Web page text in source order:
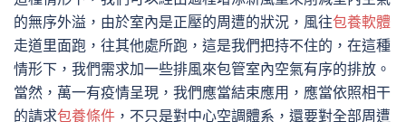
的無序外溢，由於室內是正壓的周遭的狀況，風往包養軟體
走道里面跑，往其他處所跑，這是我們把持不住的，在這種
情形下，我們需求加一些排風來包管室內空氣有序的排放。
當然，萬一有疫情呈現，我們應當結束應用，應當依照相干
的請求包養條件 ，不只是對中心空調體系，還要對全部周遭